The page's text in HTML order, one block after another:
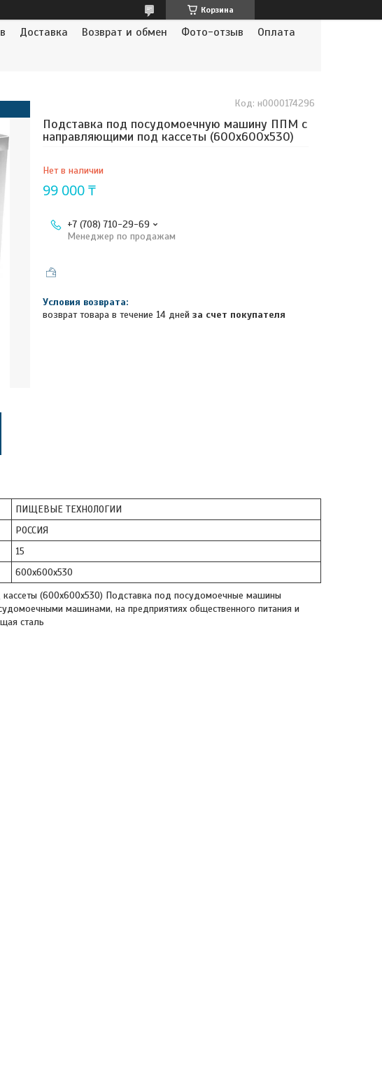
Корзина
Доставка Возврат и обмен Фото-отзыв
Оплата
Подставка под посудомоечную машину ППМ с
направляющими под кассеты (600х600х530)
Нет в наличии
Код:н0000174296
99 000 ₸
+7 (708) 710-29-69
Менеджер по продажам
возврат товара в течение 14 дней за счет покупателя
ПИЩЕВЫЕ ТЕХНОЛОГИИ
РОССИЯ
15
600х600х530
(600х600х530) Подставка под посудомоечные машины
машинами, на предприятиях общественного питания и
сталь